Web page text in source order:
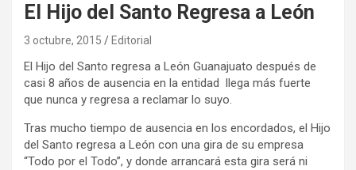
El Hijo del Santo Regresa a León
3 octubre, 2015 Editorial
El Hijo del Santo regresa a León Guanajuato después de
casi 8 años de ausencia en la entidad llega más fuerte
que nunca y regresa a reclamar lo suyo.
Tras mucho tiempo de ausencia en los encordados, el Hijo
del Santo regresa a León con una gira de su empresa
“Todo por el Todo”, y donde arrancará esta gira será ni